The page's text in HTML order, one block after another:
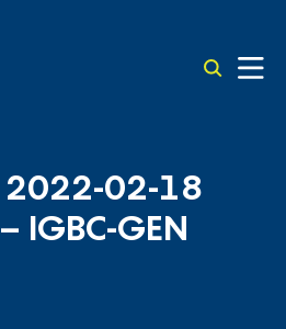
2022-02-18
IGBC-GEN